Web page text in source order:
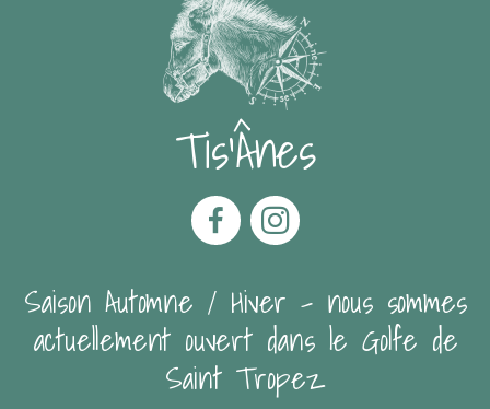
Tis'Ânes
Saison Automne / Hiver - nous sommes
actuellement ouvert dans le Golfe de
Saint Tropez